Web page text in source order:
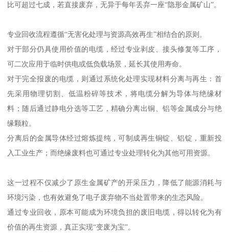
比可超过七成，若直接废弃，无异于每年丢弃一座“隐形金属矿山”。
专业回收流程遵循“无害化处理与资源高效再生”相结合的原则。
对于部分仍具使用价值的电缆，经过专业剥皮、接头修复等工序，
可二次应用于临时供电或低负载场景，延长其使用寿命。
对于完全报废的电缆，则通过系统化处理实现材料分离与再生：首
先采用物理切割、低温粉碎等技术，将电缆分解为导体与绝缘材
料；随后通过静电分选等工艺，精确分离出铜、铝等金属成分与绝
缘颗粒。
分离后的金属导体经过熔炼提纯，可制成再生铜锭、铝锭，重新投
入工业生产；而绝缘废料也可通过专业处理转化为其他可用资源。
这一过程不仅减少了原生金属矿产的开采压力，降低了能源消耗与
环境污染，也有效避免了电子废弃物不当处置带来的生态风险。
通过专业回收，原本可能成为环境负担的废旧电缆，得以转化为有
价值的再生资源，真正实现“变废为宝”。